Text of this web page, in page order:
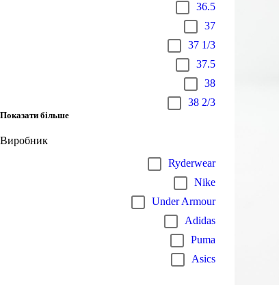
36.5
37
37 1/3
37.5
38
38 2/3
Показати більше
Виробник
Ryderwear
Nike
Under Armour
Adidas
Puma
Asics